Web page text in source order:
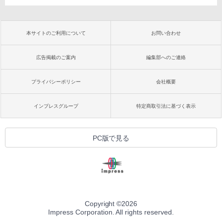
本サイトのご利用について お問い合わせ
広告掲載のご案内 編集部へのご連絡
プライバシーポリシー 会社概要
インプレスグループ 特定商取引法に基づく表示
PC版で見る
Copyright ©2026
Impress Corporation. All rights reserved.